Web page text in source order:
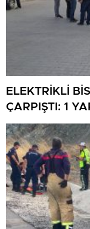
ELEKTRİKLİ
ÇARPIŞTI: 1